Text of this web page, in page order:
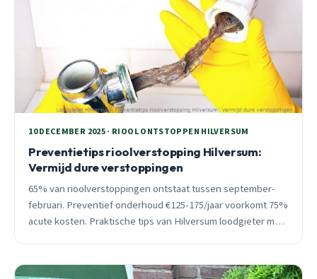
10 DECEMBER 2025 · RIOOL ONTSTOPPEN HILVERSUM
Preventietips rioolverstopping Hilversum:
Vermijd dure verstoppingen
65% van rioolverstoppingen ontstaat tussen september-
februari. Preventief onderhoud €125-175/jaar voorkomt 75%
acute kosten. Praktische tips van Hilversum loodgieter met